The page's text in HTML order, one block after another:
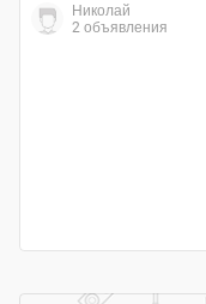
Николай
2 объявления